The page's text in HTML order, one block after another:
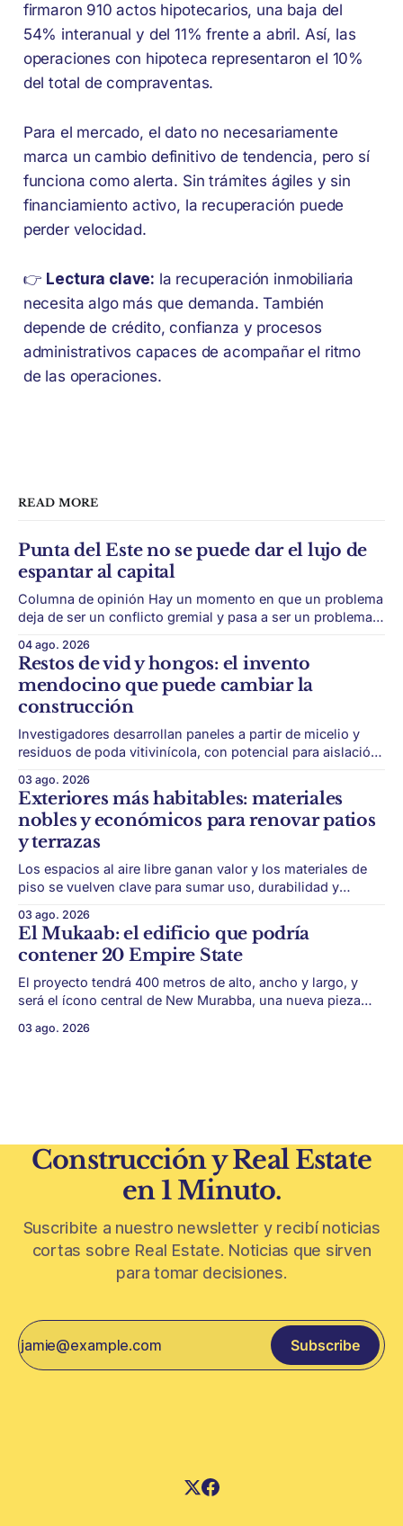
firmaron 910 actos hipotecarios, una baja del
54% interanual y del 11% frente a abril. Así, las
operaciones con hipoteca representaron el 10%
del total de compraventas.
Para el mercado, el dato no necesariamente
marca un cambio definitivo de tendencia, pero sí
funciona como alerta. Sin trámites ágiles y sin
financiamiento activo, la recuperación puede
perder velocidad.
👉 Lectura clave: la recuperación inmobiliaria
necesita algo más que demanda. También
depende de crédito, confianza y procesos
administrativos capaces de acompañar el ritmo
de las operaciones.
READ MORE
Punta del Este no se puede dar el lujo de
espantar al capital
Columna de opinión Hay un momento en que un problema
deja de ser un conflicto gremial y pasa a ser un problema
sin rodeos: lo que está en juego en Punta del Este no es
una obra, ni una temporada,
04 ago. 2026
Restos de vid y hongos: el invento
mendocino que puede cambiar la
construcción
Investigadores desarrollan paneles a partir de micelio y
residuos de poda vitivinícola, con potencial para aislación
puede convertir un residuo vitivinícola en un material de
construcción. El desarrollo parte de restos de poda de vid
y micelio, la parte vegetativa de los
03 ago. 2026
Exteriores más habitables: materiales
nobles y económicos para renovar patios
y terrazas
Los espacios al aire libre ganan valor y los materiales de
piso se vuelven clave para sumar uso, durabilidad y
y terrazas se volvieron protagonistas de la vivienda.
Después de años en los que el exterior era visto como un
plus,
03 ago. 2026
El Mukaab: el edificio que podría
contener 20 Empire State
El proyecto tendrá 400 metros de alto, ancho y largo, y
será el ícono central de New Murabba, una nueva pieza
avanza con una de las obras más ambiciosas del
03 ago. 2026
Construcción y Real Estate
en 1 Minuto.
Suscribite a nuestro newsletter y recibí noticias
cortas sobre Real Estate. Noticias que sirven
para tomar decisiones.
Subscribe